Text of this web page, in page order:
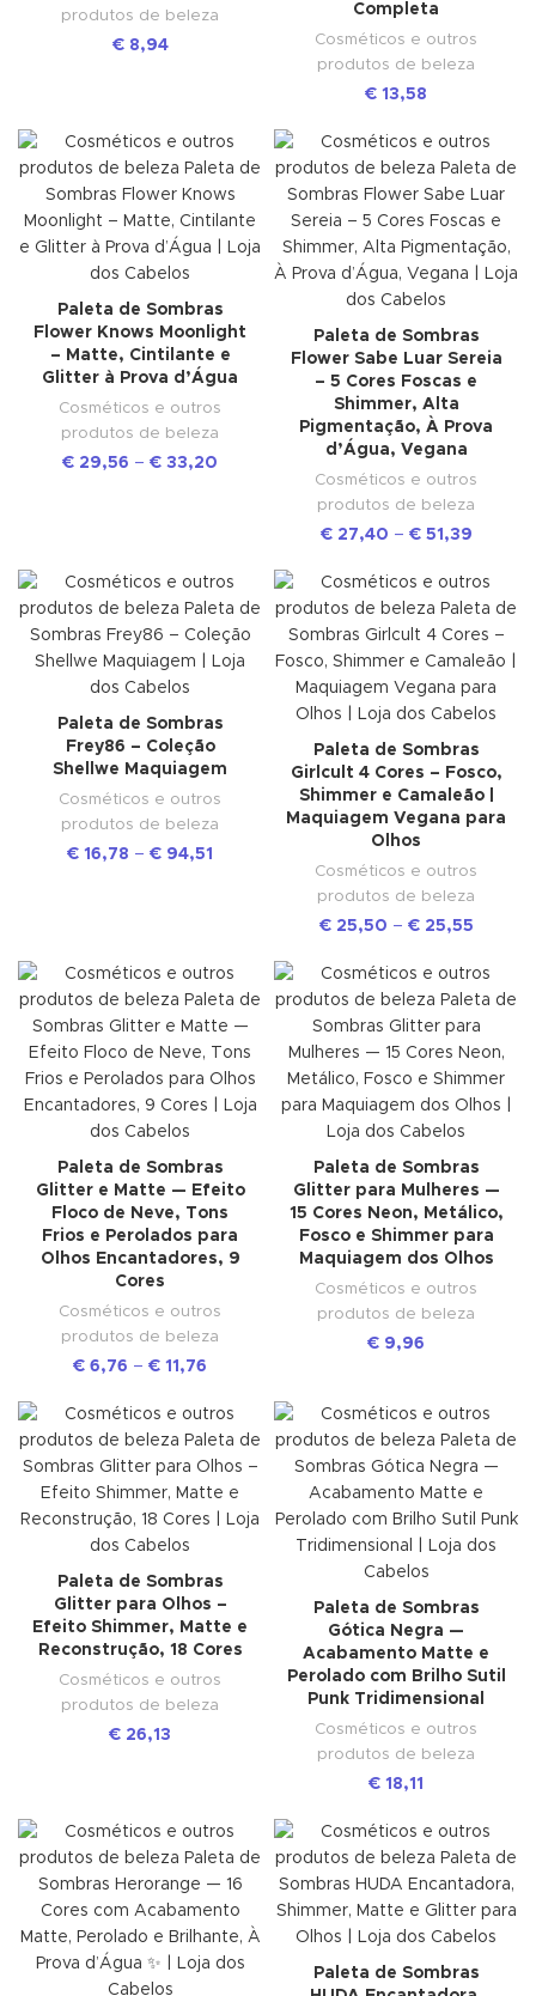
produtos de beleza
€8,94
Completa
Cosméticos e outros
produtos de beleza
€ 13,58
Paleta de Sombras
Flower Knows Moonlight
– Matte, Cintilante e
Glitter à Prova d’Água
Cosméticos e outros
produtos de beleza
€ 29,56 – € 33,20
Paleta de Sombras
Flower Sabe Luar Sereia
– 5 Cores Foscas e
Shimmer, Alta
Pigmentação, À Prova
d’Água, Vegana
Cosméticos e outros
produtos de beleza
€27,40 – €51,39
Paleta de Sombras
Frey86 – Coleção
Shellwe Maquiagem
Cosméticos e outros
produtos de beleza
€ 16,78 – € 94,51
Paleta de Sombras
Girlcult 4 Cores – Fosco,
Shimmer e Camaleão |
Maquiagem Vegana para
Olhos
Cosméticos e outros
produtos de beleza
€25,50 – €25,55
Paleta de Sombras
Glitter e Matte — Efeito
Floco de Neve, Tons
Frios e Perolados para
Olhos Encantadores, 9
Cores
Cosméticos e outros
produtos de beleza
€ 6,76 – € 11,76
Paleta de Sombras
Glitter para Mulheres —
15 Cores Neon, Metálico,
Fosco e Shimmer para
Maquiagem dos Olhos
Cosméticos e outros
produtos de beleza
€ 9,96
Paleta de Sombras
Glitter para Olhos –
Efeito Shimmer, Matte e
Reconstrução, 18 Cores
Cosméticos e outros
produtos de beleza
€ 26,13
Paleta de Sombras
Gótica Negra —
Acabamento Matte e
Perolado com Brilho Sutil
Punk Tridimensional
Cosméticos e outros
produtos de beleza
€ 18,11
Paleta de Sombras